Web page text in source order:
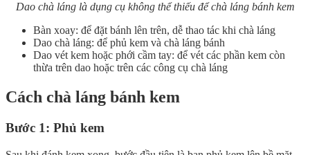
Dao chà láng là dụng cụ không thể thiếu để chà láng bánh kem
Bàn xoay: để đặt bánh lên trên, dễ thao tác khi chà láng
Dao chà láng: để phủ kem và chà láng bánh
Dao vét kem hoặc phới cầm tay: để vét các phần kem còn
thừa trên dao hoặc trên các công cụ chà láng
Cách chà láng bánh kem
Bước 1: Phủ kem